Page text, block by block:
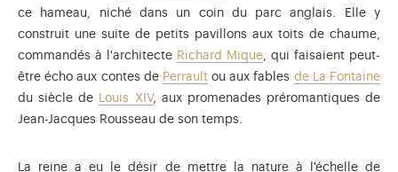
ce hameau, niché dans un coin du parc anglais. Elle y
construit une suite de petits pavillons aux toits de chaume,
commandés à l'architecte Richard Mique, qui faisaient peut-
être écho aux contes de Perraultou aux fables de La Fontaine
du siècle de Louis XIV, aux promenades préromantiques de
Jean-Jacques Rousseau de son temps.
La reine a eu le désir de mettre la nature à l'échelle de